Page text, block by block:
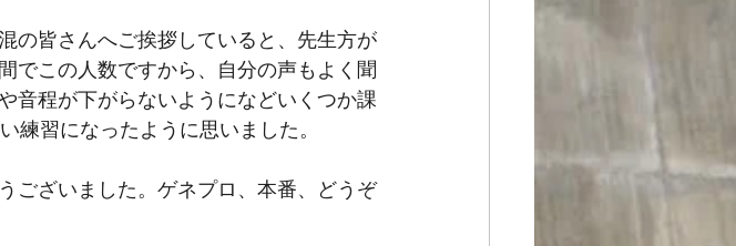
の皆さんへご挨拶していると、先生方が
でこの人数ですから、自分の声もよく聞
音程が下がらないようになどいくつか課
練習になったように思いました。
ございました。ゲネプロ、本番、どうぞ